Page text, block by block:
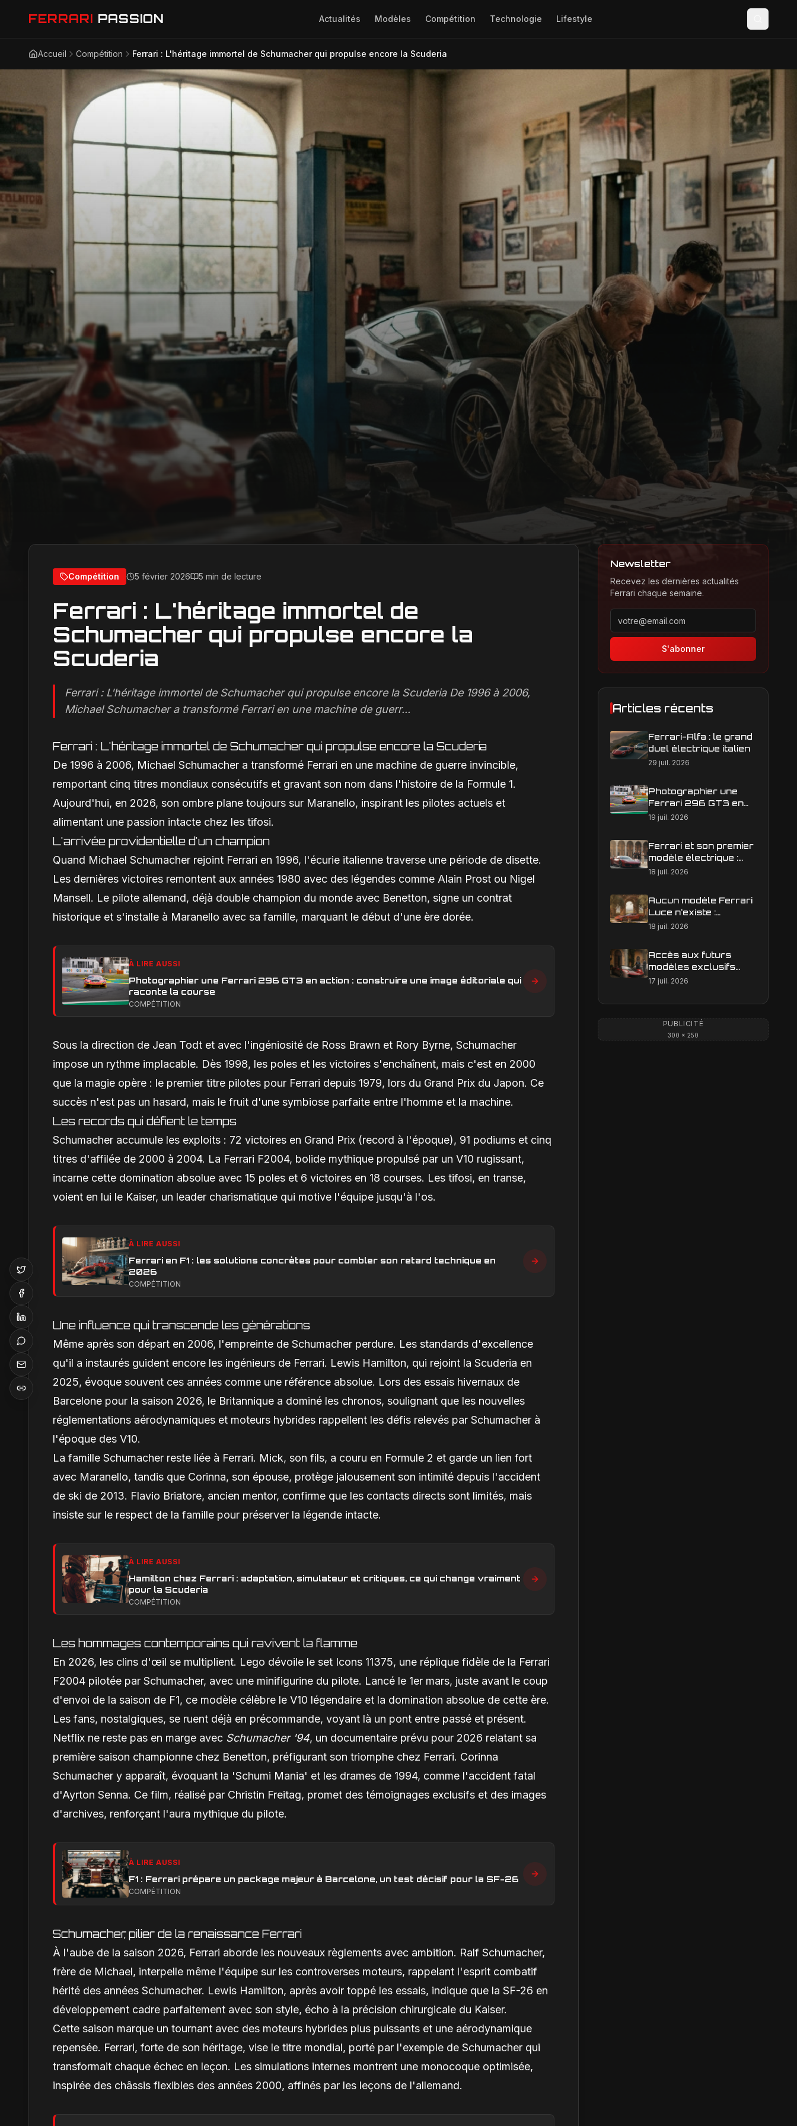
FERRARI PASSION Actualités Modèles Compétition Technologie Lifestyle
Accueil Compétition Ferrari : L'héritage immortel de Schumacher qui propulse encore la Scuderia
Compétition 5 février 2026 5 min de lecture
Ferrari : L'héritage immortel de
Schumacher qui propulse encore la
Scuderia
Ferrari : L'héritage immortel de Schumacher qui propulse encore la Scuderia De 1996 à 2006,
Michael Schumacher a transformé Ferrari en une machine de guerr...
Ferrari : L'héritage immortel de Schumacher qui propulse encore la Scuderia
De 1996 à 2006, Michael Schumacher a transformé Ferrari en une machine de guerre invincible,
remportant cinq titres mondiaux consécutifs et gravant son nom dans l'histoire de la Formule 1.
Aujourd'hui, en 2026, son ombre plane toujours sur Maranello, inspirant les pilotes actuels et
alimentant une passion intacte chez les tifosi.
L'arrivée providentielle d'un champion
Quand Michael Schumacher rejoint Ferrari en 1996, l'écurie italienne traverse une période de disette.
Les dernières victoires remontent aux années 1980 avec des légendes comme Alain Prost ou Nigel
Mansell. Le pilote allemand, déjà double champion du monde avec Benetton, signe un contrat
historique et s'installe à Maranello avec sa famille, marquant le début d'une ère dorée.
À LIRE AUSSI
Photographier une Ferrari 296 GT3 en action : construire une image éditoriale qui
raconte la course
COMPÉTITION
Sous la direction de Jean Todt et avec l'ingéniosité de Ross Brawn et Rory Byrne, Schumacher
impose un rythme implacable. Dès 1998, les poles et les victoires s'enchaînent, mais c'est en 2000
que la magie opère : le premier titre pilotes pour Ferrari depuis 1979, lors du Grand Prix du Japon. Ce
succès n'est pas un hasard, mais le fruit d'une symbiose parfaite entre l'homme et la machine.
Les records qui défient le temps
Schumacher accumule les exploits : 72 victoires en Grand Prix (record à l'époque), 91 podiums et cinq
titres d'affilée de 2000 à 2004. La Ferrari F2004, bolide mythique propulsé par un V10 rugissant,
incarne cette domination absolue avec 15 poles et 6 victoires en 18 courses. Les tifosi, en transe,
voient en lui le Kaiser, un leader charismatique qui motive l'équipe jusqu'à l'os.
À LIRE AUSSI
Ferrari en F1 : les solutions concrètes pour combler son retard technique en
2026
COMPÉTITION
Une influence qui transcende les générations
Même après son départ en 2006, l'empreinte de Schumacher perdure. Les standards d'excellence
qu'il a instaurés guident encore les ingénieurs de Ferrari. Lewis Hamilton, qui rejoint la Scuderia en
2025, évoque souvent ces années comme une référence absolue. Lors des essais hivernaux de
Barcelone pour la saison 2026, le Britannique a dominé les chronos, soulignant que les nouvelles
réglementations aérodynamiques et moteurs hybrides rappellent les défis relevés par Schumacher à
l'époque des V10.
La famille Schumacher reste liée à Ferrari. Mick, son fils, a couru en Formule 2 et garde un lien fort
avec Maranello, tandis que Corinna, son épouse, protège jalousement son intimité depuis l'accident
de ski de 2013. Flavio Briatore, ancien mentor, confirme que les contacts directs sont limités, mais
insiste sur le respect de la famille pour préserver la légende intacte.
À LIRE AUSSI
Hamilton chez Ferrari : adaptation, simulateur et critiques, ce qui change vraiment
pour la Scuderia
COMPÉTITION
Les hommages contemporains qui ravivent la flamme
En 2026, les clins d'œil se multiplient. Lego dévoile le set Icons 11375, une réplique fidèle de la Ferrari
F2004 pilotée par Schumacher, avec une minifigurine du pilote. Lancé le 1er mars, juste avant le coup
d'envoi de la saison de F1, ce modèle célèbre le V10 légendaire et la domination absolue de cette ère.
Les fans, nostalgiques, se ruent déjà en précommande, voyant là un pont entre passé et présent.
Netflix ne reste pas en marge avec Schumacher '94, un documentaire prévu pour 2026 relatant sa
première saison championne chez Benetton, préfigurant son triomphe chez Ferrari. Corinna
Schumacher y apparaît, évoquant la 'Schumi Mania' et les drames de 1994, comme l'accident fatal
d'Ayrton Senna. Ce film, réalisé par Christin Freitag, promet des témoignages exclusifs et des images
d'archives, renforçant l'aura mythique du pilote.
À LIRE AUSSI
F1 : Ferrari prépare un package majeur à Barcelone, un test décisif pour la SF-26
COMPÉTITION
Schumacher, pilier de la renaissance Ferrari
À l'aube de la saison 2026, Ferrari aborde les nouveaux règlements avec ambition. Ralf Schumacher,
frère de Michael, interpelle même l'équipe sur les controverses moteurs, rappelant l'esprit combatif
hérité des années Schumacher. Lewis Hamilton, après avoir toppé les essais, indique que la SF-26 en
développement cadre parfaitement avec son style, écho à la précision chirurgicale du Kaiser.
Cette saison marque un tournant avec des moteurs hybrides plus puissants et une aérodynamique
repensée. Ferrari, forte de son héritage, vise le titre mondial, porté par l'exemple de Schumacher qui
transformait chaque échec en leçon. Les simulations internes montrent une monocoque optimisée,
inspirée des châssis flexibles des années 2000, affinés par les leçons de l'allemand.
Newsletter
Recevez les dernières actualités
Ferrari chaque semaine.
Adresse email pour la newsletter
S'abonner
Articles récents
Ferrari-Alfa : le grand
duel électrique italien
29 juil. 2026
Photographier une
Ferrari 296 GT3 en
action : construire une
19 juil. 2026
Ferrari et son premier
modèle électrique :
calendrier de
18 juil. 2026
Aucun modèle Ferrari
Luce n'existe :
clarification sur les
18 juil. 2026
Accès aux futurs
modèles exclusifs
Ferrari : l'achat
est-il une réalité ?
17 juil. 2026
PUBLICITÉ
300 × 250